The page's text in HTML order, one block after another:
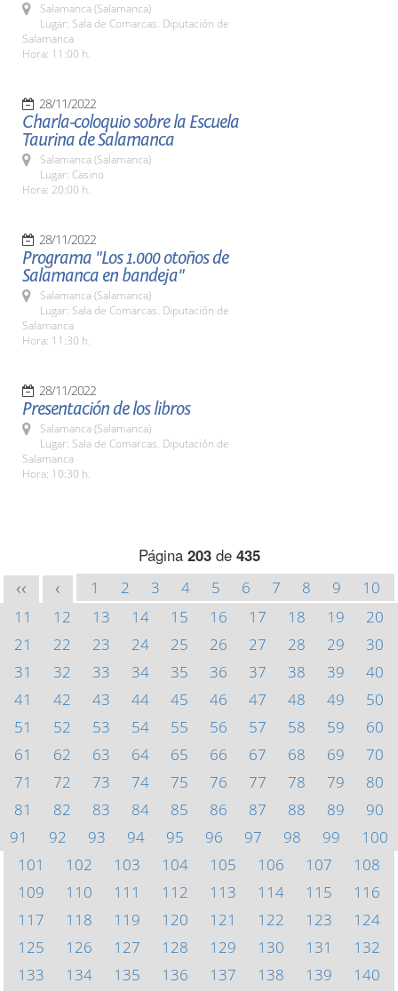
Salamanca (Salamanca)
Lugar: Sala de Comarcas. Diputación de
Salamanca
Hora: 11:00 h.
28/11/2022
Charla-coloquio sobre la Escuela
Taurina de Salamanca
Salamanca (Salamanca)
Lugar: Casino
Hora: 20:00 h.
28/11/2022
Programa "Los 1.000 otoños de
Salamanca en bandeja"
Salamanca (Salamanca)
Lugar: Sala de Comarcas. Diputación de
Salamanca
Hora: 11:30 h.
28/11/2022
Presentación de los libros
Salamanca (Salamanca)
Lugar: Sala de Comarcas. Diputación de
Salamanca
Hora: 10:30 h.
Página 203de 435
<< < 1 2 3 4 5 6 7 8 9
10
11
12 13 14 15 16 17 18 19
20
21
22 23 24 25 26 27 28 29
30
31
32 33 34 35 36 37 38 39
40
41
42 43 44 45 46 47 48 49
50
51
52 53 54 55 56 57 58 59
60
61
62 63 64 65 66 67 68 69
70
71
72 73 74 75 76 77 78 79
80
81
82 83 84 85 86 87 88 89
90
91
92 93 94 95 96 97 98 99
100
101
102 103 104 105 106 107
108
109
110 111 112 113 114 115
116
117
118 119 120 121 122 123
124
125
126 127 128 129 130 131
132
133
134 135 136 137 138 139
140